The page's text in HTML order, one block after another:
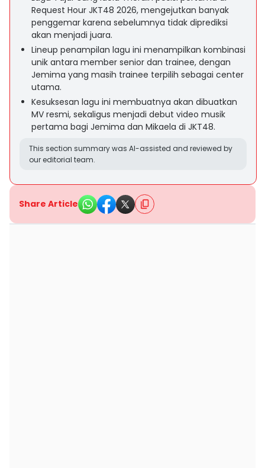
Request Hour JKT48 2026, mengejutkan banyak
penggemar karena sebelumnya tidak diprediksi
akan menjadi juara.
Lineup penampilan lagu ini menampilkan kombinasi
unik antara member senior dan trainee, dengan
Jemima yang masih trainee terpilih sebagai center
utama.
Kesuksesan lagu ini membuatnya akan dibuatkan
MV resmi, sekaligus menjadi debut video musik
pertama bagi Jemima dan Mikaela di JKT48.
This section summary was AI-assisted and reviewed by
our editorial team.
Share Article